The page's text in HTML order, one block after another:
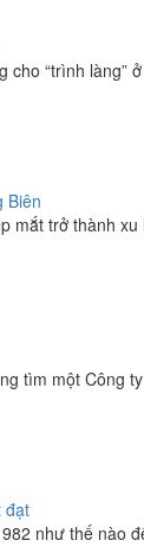
“trình làng”
Biên
mắt trở thành
tìm một Công
đạt
như thế nào